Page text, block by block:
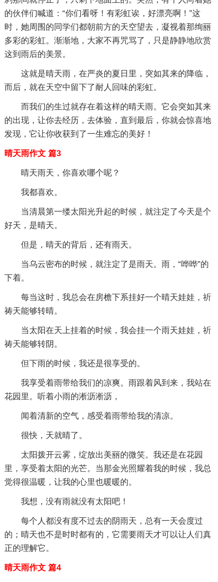
的伙伴们喊道：“你们看呀！有彩虹诶，好漂亮啊！”这
时，她周围的同学们都朝前方的天空望去，凝视着那绚丽
多彩的彩虹。渐渐地，大家不再咒骂了，只是静静地欣赏
这到雨后的美景。
这就是晴天雨，在严炎的夏日里，突如其来的降临，
而后，就在天空中留下了耐人回味的彩虹。
而我们的生过就存在着这样的晴天雨。它会突如其来
的出现，让你去经历，去体验，直到最后，你就会惊喜地
发现，它让你收获到了一生难忘的美好！
晴天雨作文 篇3
晴天雨天，你喜欢哪个呢？
我都喜欢。
当清晨第一缕太阳光升起的时候，就注定了今天是个
好天，是晴天。
但是，晴天的背后，还有雨天。
当乌云密布的时候，就注定了是雨天。雨，“哗哗”的
下着。
每当这时，我总会在房檐下系挂好一个晴天娃娃，祈
祷天能够转晴。
当太阳在天上挂着的时候，我会挂一个雨天娃娃，祈
祷天能够转阴。
但下雨的时候，我还是很享受的。
我享受着雨带给我们的凉爽。雨跟着风到来，我站在
花园里。听着小雨的淅沥淅沥，
闻着清新的空气，感受着雨带给我的清凉。
很快，天就晴了。
太阳拨开云雾，绽放出美丽的微笑。我还是在花园
里，享受着太阳的光芒。当那金光照耀着我的时候，我总
觉得很温暖，让我的心里也暖暖的。
我想，没有雨就没有太阳吧！
每个人都没有度不过去的阴雨天，总有一天会度过
的；晴天也不是时时都有的，它需要雨天才可以让人们真
正的理解它。
晴天雨作文 篇4